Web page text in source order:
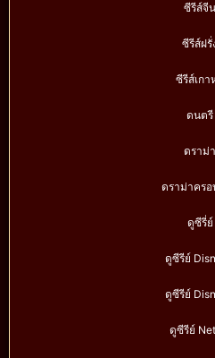
ซีรีส์จีน
ซีรีส์ฝรั่
ซีรีส์เกา
ดนตรี
ดราม่า
ดราม่าครอ
ดูซีรี่ย์
ดูซีรีย์
ดูซีรีย์
ดูซีรีย์